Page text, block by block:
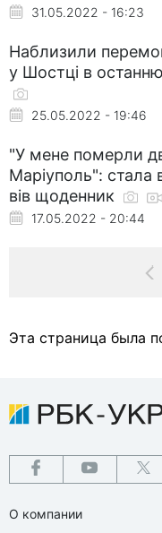
31.05.2022 - 16:23
Наблизили
у Шостці в останню
25.05.2022 - 19:46
"У мене померли
Маріуполь": стала
вів щоденник
17.05.2022 - 20:44
Эта страница была
О компании